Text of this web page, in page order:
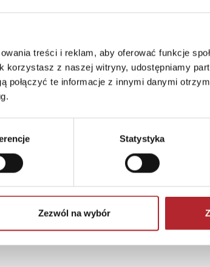
treści i reklam, aby oferować funkcje
korzystasz z naszej witryny, udostępniamy
połączyć te informacje z innymi danymi
Statystyka
Zezwól na wybór
elementy - niebezpieczeństwo